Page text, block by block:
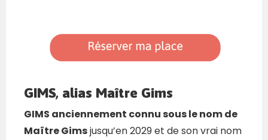
GIMS, alias Maître Gims
GIMS anciennement connu sous le nom de
Maître Gimsjusqu’en 2029 et de son vrai nom